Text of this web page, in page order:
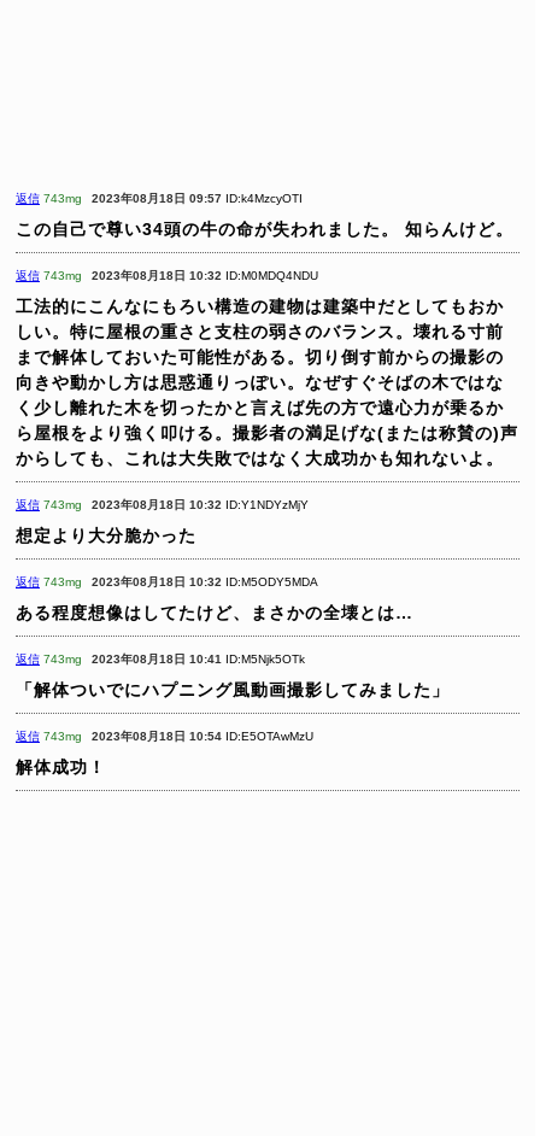
返信 743mg 2023年08月18日 09:57 ID:k4MzcyOTI
この自己で尊い34頭の牛の命が失われました。 知らんけど。
返信 743mg 2023年08月18日 10:32 ID:M0MDQ4NDU
工法的にこんなにもろい構造の建物は建築中だとしてもおか
しい。特に屋根の重さと支柱の弱さのバランス。壊れる寸前
まで解体しておいた可能性がある。切り倒す前からの撮影の
向きや動かし方は思惑通りっぽい。なぜすぐそばの木ではな
く少し離れた木を切ったかと言えば先の方で遠心力が乗るか
ら屋根をより強く叩ける。撮影者の満足げな(または称賛の)声
からしても、これは大失敗ではなく大成功かも知れないよ。
返信 743mg 2023年08月18日 10:32 ID:Y1NDYzMjY
想定より大分脆かった
返信 743mg 2023年08月18日 10:32 ID:M5ODY5MDA
ある程度想像はしてたけど、まさかの全壊とは…
返信 743mg 2023年08月18日 10:41 ID:M5Njk5OTk
「解体ついでにハプニング風動画撮影してみました」
返信 743mg 2023年08月18日 10:54 ID:E5OTAwMzU
解体成功！